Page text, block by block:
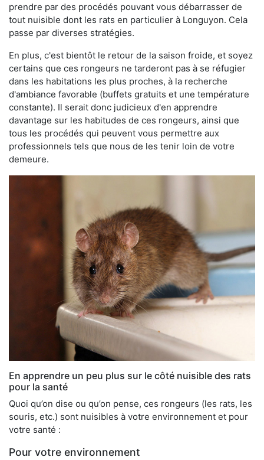
prendre par des procédés pouvant vous débarrasser de
tout nuisible dont les rats en particulier à Longuyon. Cela
passe par diverses stratégies.
En plus, c'est bientôt le retour de la saison froide, et soyez
certains que ces rongeurs ne tarderont pas à se réfugier
dans les habitations les plus proches, à la recherche
d'ambiance favorable (buffets gratuits et une température
constante). Il serait donc judicieux d'en apprendre
davantage sur les habitudes de ces rongeurs, ainsi que
tous les procédés qui peuvent vous permettre aux
professionnels tels que nous de les tenir loin de votre
demeure.
En apprendre un peu plus sur le côté nuisible des rats
pour la santé
Quoi qu’on dise ou qu’on pense, ces rongeurs (les rats, les
souris, etc.) sont nuisibles à votre environnement et pour
votre santé :
Pour votre environnement